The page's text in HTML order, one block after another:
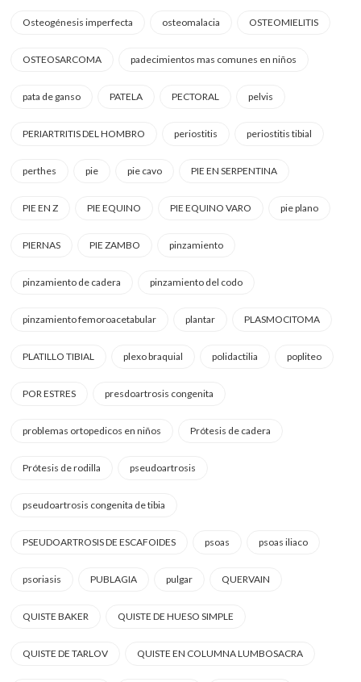
Osteogénesis imperfecta osteomalacia OSTEOMIELITIS
OSTEOSARCOMA padecimientos mas comunes en niños
pata de ganso PATELA PECTORAL pelvis
PERIARTRITIS DEL HOMBRO periostitis periostitis tibial
perthes pie pie cavo PIE EN SERPENTINA
PIE EN Z PIE EQUINO PIE EQUINO VARO pie plano
PIERNAS PIE ZAMBO pinzamiento
pinzamiento de cadera pinzamiento del codo
pinzamiento femoroacetabular plantar PLASMOCITOMA
PLATILLO TIBIAL plexo braquial polidactilia popliteo
POR ESTRES presdoartrosis congenita
problemas ortopedicos en niños Prótesis de cadera
Prótesis de rodilla pseudoartrosis
pseudoartrosis congenita de tibia
PSEUDOARTROSIS DE ESCAFOIDES psoas psoas iliaco
psoriasis PUBLAGIA pulgar QUERVAIN
QUISTE BAKER QUISTE DE HUESO SIMPLE
QUISTE DE TARLOV QUISTE EN COLUMNA LUMBOSACRA